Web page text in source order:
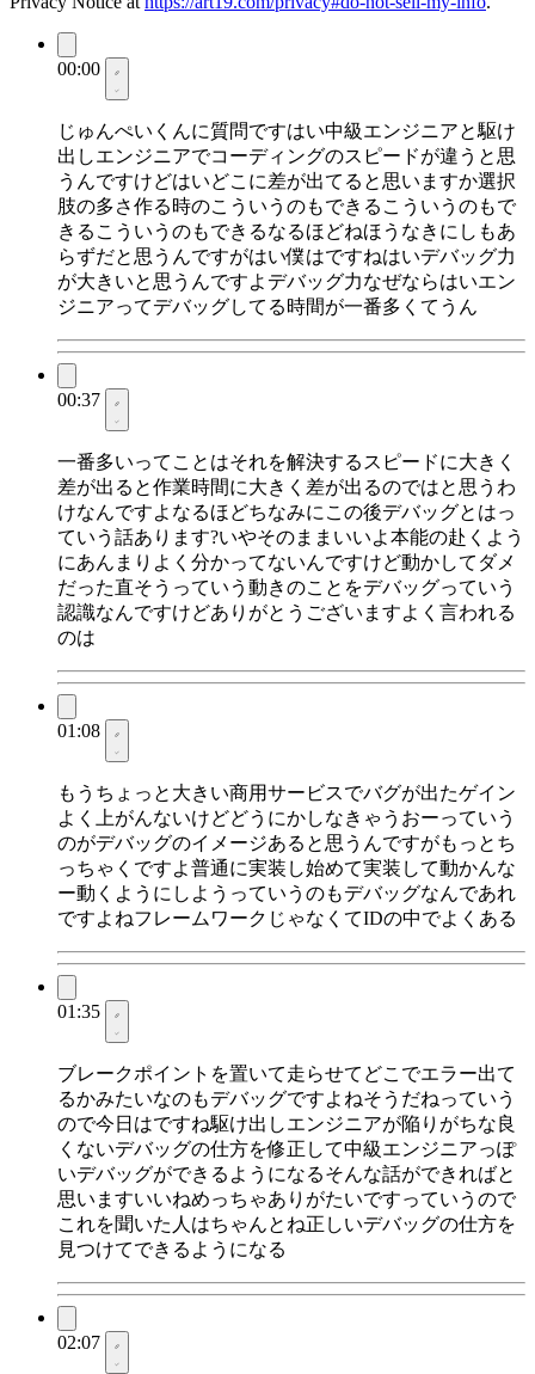
00:00
じゅんぺいくんに質問ですはい中級エンジニアと駆け
出しエンジニアでコーディングのスピードが違うと思
うんですけどはいどこに差が出てると思いますか選択
肢の多さ作る時のこういうのもできるこういうのもで
きるこういうのもできるなるほどねほうなきにしもあ
らずだと思うんですがはい僕はですねはいデバッグ力
が大きいと思うんですよデバッグ力なぜならはいエン
ジニアってデバッグしてる時間が一番多くてうん
00:37
一番多いってことはそれを解決するスピードに大きく
差が出ると作業時間に大きく差が出るのではと思うわ
けなんですよなるほどちなみにこの後デバッグとはっ
ていう話あります?いやそのままいいよ本能の赴くよう
にあんまりよく分かってないんですけど動かしてダメ
だった直そうっていう動きのことをデバッグっていう
認識なんですけどありがとうございますよく言われる
のは
01:08
もうちょっと大きい商用サービスでバグが出たゲイン
よく上がんないけどどうにかしなきゃうおーっていう
のがデバッグのイメージあると思うんですがもっとち
っちゃくですよ普通に実装し始めて実装して動かんな
ー動くようにしようっていうのもデバッグなんであれ
ですよねフレームワークじゃなくてIDの中でよくある
01:35
ブレークポイントを置いて走らせてどこでエラー出て
るかみたいなのもデバッグですよねそうだねっていう
ので今日はですね駆け出しエンジニアが陥りがちな良
くないデバッグの仕方を修正して中級エンジニアっぽ
いデバッグができるようになるそんな話ができればと
思いますいいねめっちゃありがたいですっていうので
これを聞いた人はちゃんとね正しいデバッグの仕方を
見つけてできるようになる
02:07